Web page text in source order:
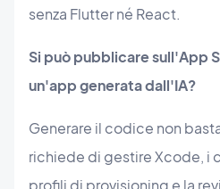
senza Flutter né React.
Si può pubblicare sull'App
un'app generata dall'IA?
Generare il codice non
richiede di gestire Xcode, i
profili di provisioning e la